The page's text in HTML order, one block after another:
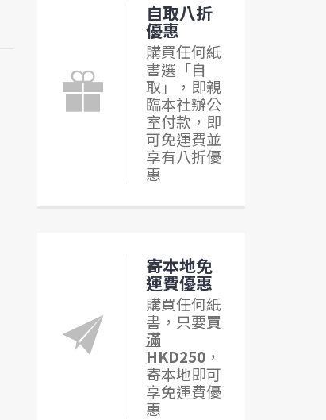
自取八折
優惠
購買任何紙
書選「自
取」，即親
臨本社辦公
室付款，即
可免運費並
享有八折優
惠
寄本地免
運費優惠
購買任何紙
書，只要買
滿
HKD250，
寄本地即可
享免運費優
惠